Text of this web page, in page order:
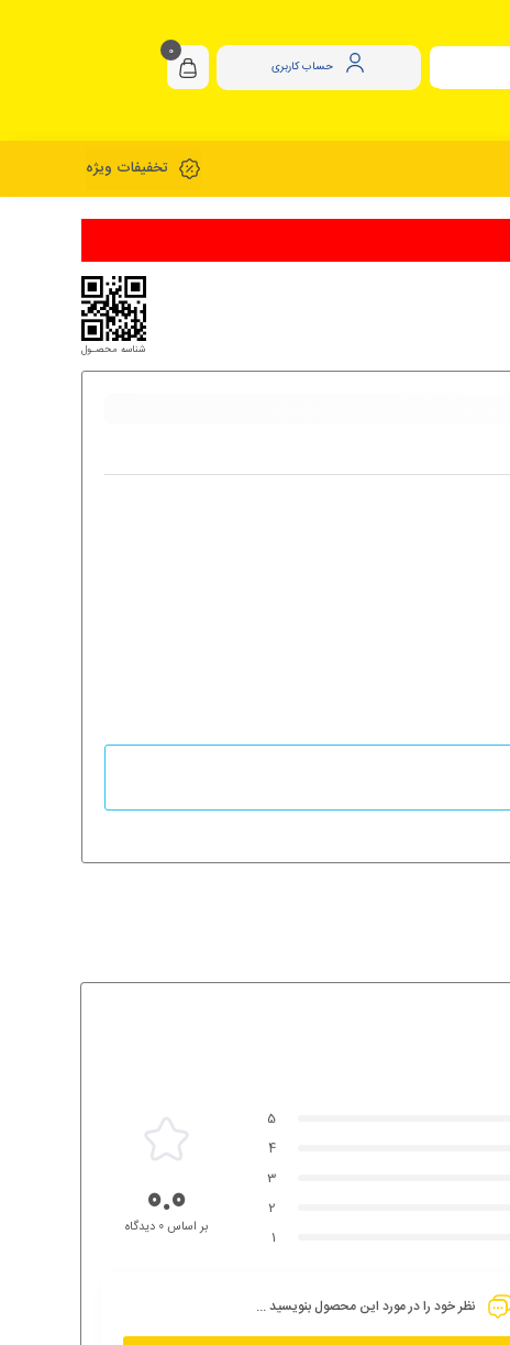
حساب کاربری
0
تخفیفات ویژه
شناسه محصـول
5
4
3
2
1
0.0
بر اساس 0 دیدگاه
نظر خود را در مورد این محصول بنویسید ...